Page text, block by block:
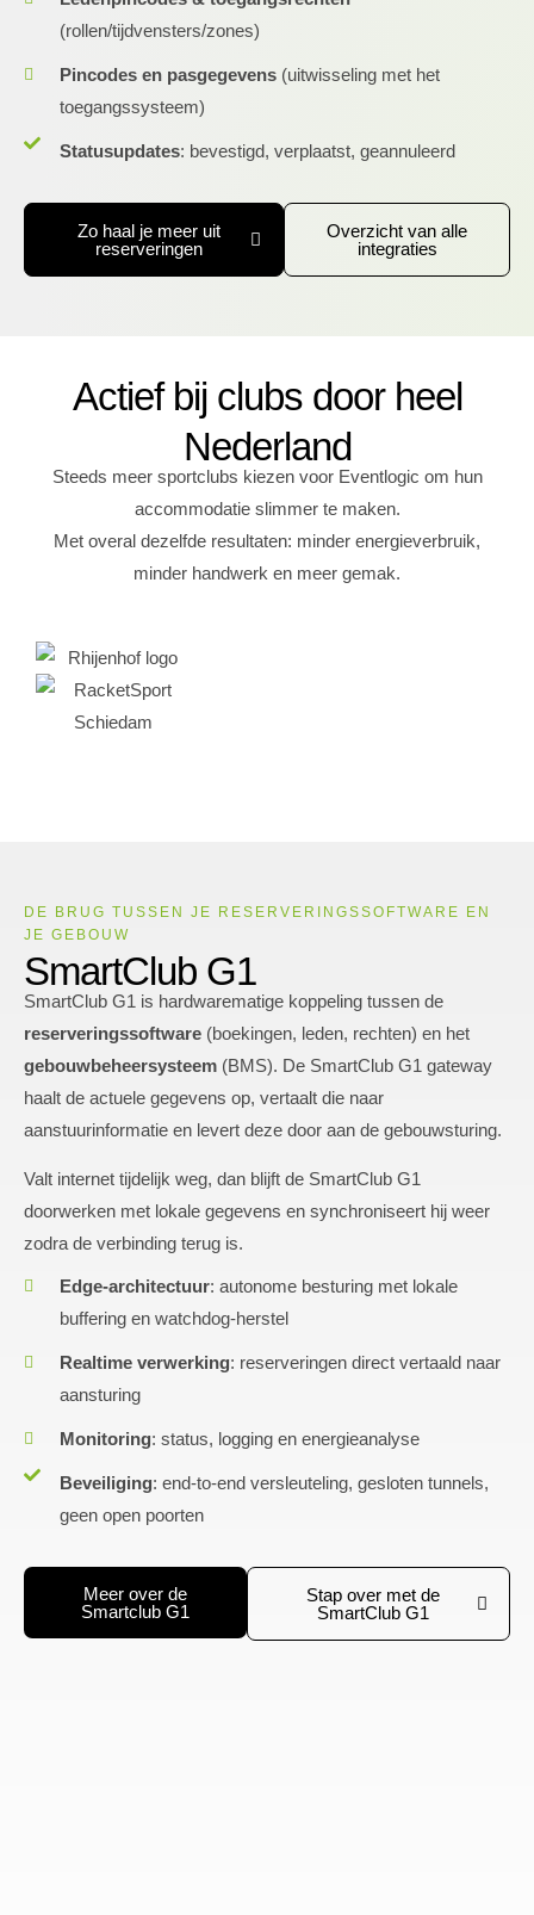
(rollen/tijdvensters/zones)
Pincodes en pasgegevens(uitwisseling met het
toegangssysteem)
Statusupdates: bevestigd, verplaatst, geannuleerd
Zo haal je meer uit
reserveringen
Overzicht van alle
integraties
Actief bij clubs door heel
Nederland
Steeds meer sportclubs kiezen voor Eventlogic om hun
accommodatie slimmer te maken.
Met overal dezelfde resultaten: minder energieverbruik,
minder handwerk en meer gemak.
DE BRUG TUSSEN JE RESERVERINGSSOFTWARE EN
JE GEBOUW
SmartClub G1
SmartClub G1 is hardwarematige koppeling tussen de
reserveringssoftware (boekingen, leden, rechten) en het
gebouwbeheersysteem (BMS). De SmartClub G1 gateway
haalt de actuele gegevens op, vertaalt die naar
aanstuurinformatie en levert deze door aan de gebouwsturing.
Valt internet tijdelijk weg, dan blijft de SmartClub G1
doorwerken met lokale gegevens en synchroniseert hij weer
zodra de verbinding terug is.
Edge-architectuur: autonome besturing met lokale
buffering en watchdog-herstel
Realtime verwerking: reserveringen direct vertaald naar
aansturing
Monitoring: status, logging en energieanalyse
Beveiliging: end-to-end versleuteling, gesloten tunnels,
geen open poorten
Meer over de
Smartclub G1
Stap over met de
SmartClub G1